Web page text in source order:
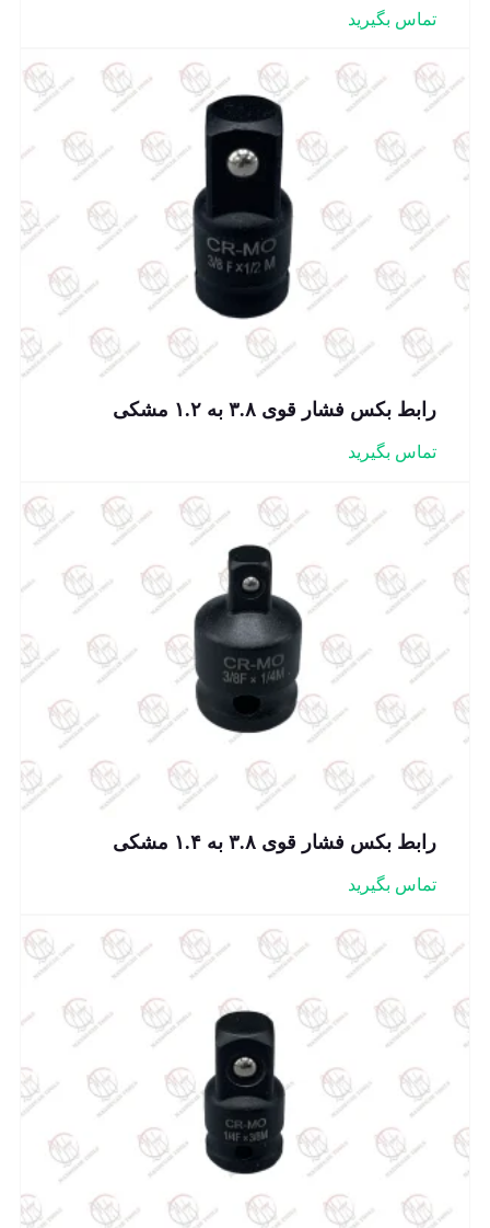
تماس بگیرید
رابط بکس فشار قوی ۳.۸ به ۱.۲ مشکی
تماس بگیرید
رابط بکس فشار قوی ۳.۸ به ۱.۴ مشکی
تماس بگیرید